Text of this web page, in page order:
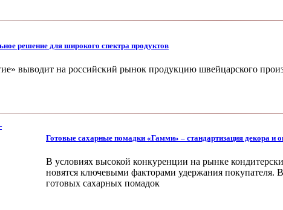
решение для широкого спектра продуктов
вы­водит на российский рынок продукцию швей­царского
Готовые сахарные помадки «Гамми» – стандартизация декора и
В условиях высокой кон­куренции на рынке
новятся ключевыми факто­рами удержания покупателя.
готовых сахарных помадок